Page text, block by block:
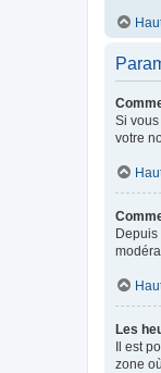
Si
votre
Depuis
Les
Il est
zone